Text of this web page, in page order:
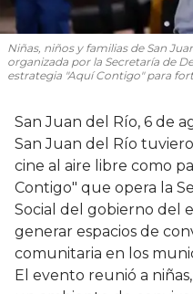
Niñas, niños y familias de San
organizada por la Secretaría de
estrategia "Aquí Contigo" para
San Juan del Río, 6 de
San Juan del Río
cine al aire libre como
Contigo" que opera la
Social del gobierno del
generar espacios de
comunitaria en los
El evento reunió a